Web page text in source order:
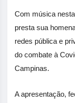
Com música
presta sua
redes pública e
do combate à
Campinas.
A apresentação,